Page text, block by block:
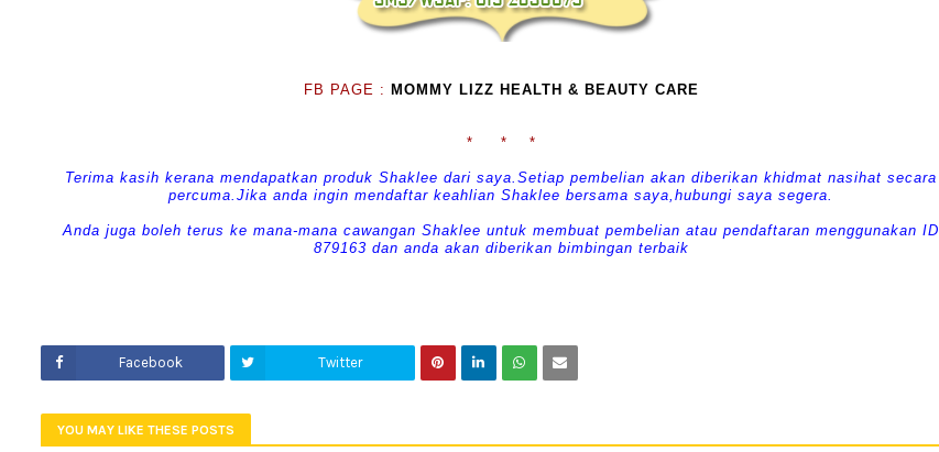
FB PAGE : MOMMY LIZZ HEALTH & BEAUTY CARE
* * *
Terima kasih kerana mendapatkan produk Shaklee dari saya.Setiap pembelian akan diberikan khidmat nasihat secara
percuma.Jika anda ingin mendaftar keahlian Shaklee bersama saya,hubungi saya segera.
Anda juga boleh terus ke mana-mana cawangan Shaklee untuk membuat pembelian atau pendaftaran menggunakan ID
879163 dan anda akan diberikan bimbingan terbaik
Facebook Twitter
YOU MAY LIKE THESE POSTS